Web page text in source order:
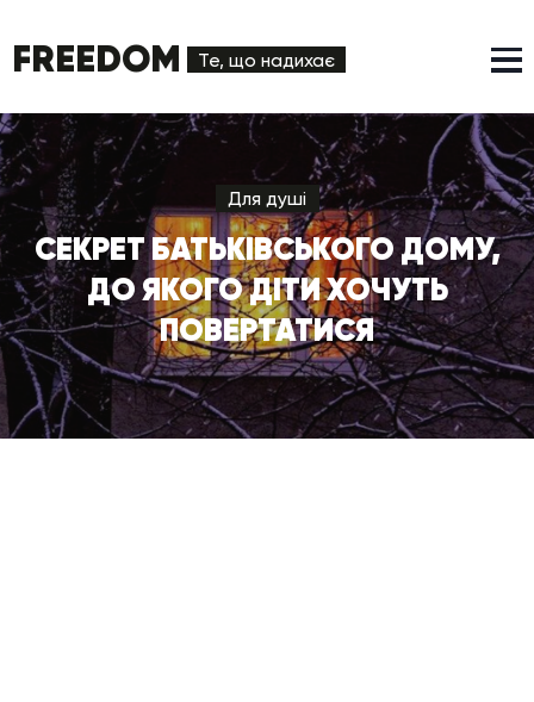
FREEDOM Те, що надихає
Для душі
СЕКРЕТ БАТЬКІВСЬКОГО ДОМУ,
ДО ЯКОГО ДІТИ ХОЧУТЬ
ПОВЕРТАТИСЯ